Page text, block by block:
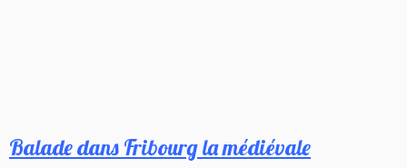
Balade dans Fribourg la médiévale